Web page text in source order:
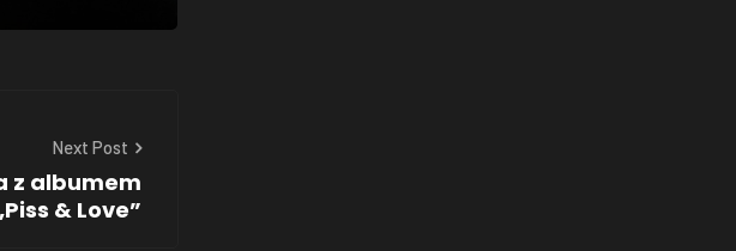
Next Post
z albumem
& Love”